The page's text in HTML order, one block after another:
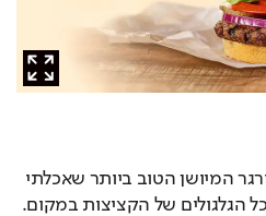
"זה" באשדוד. "מדובר בהמבורגר המיושן הטוב ביותר שאכלתי
בארץ. אני אשדודי ומכיר את כל הגלגולים של הקציצות במקום.